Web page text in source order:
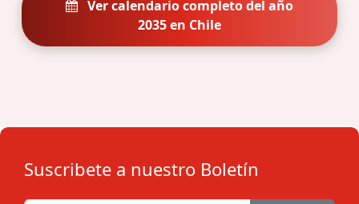
Ver calendario completo del año
2035 en Chile
Suscribete a nuestro Boletín